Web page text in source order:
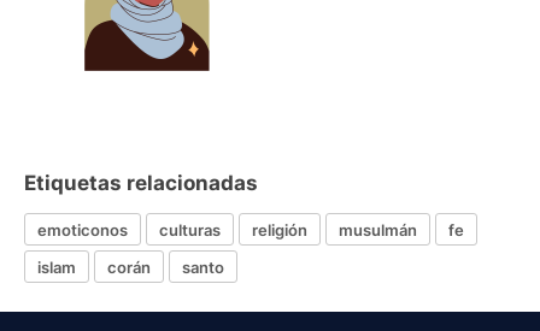
Etiquetas relacionadas
emoticonos culturas religión musulmán
fe
islam
corán santo